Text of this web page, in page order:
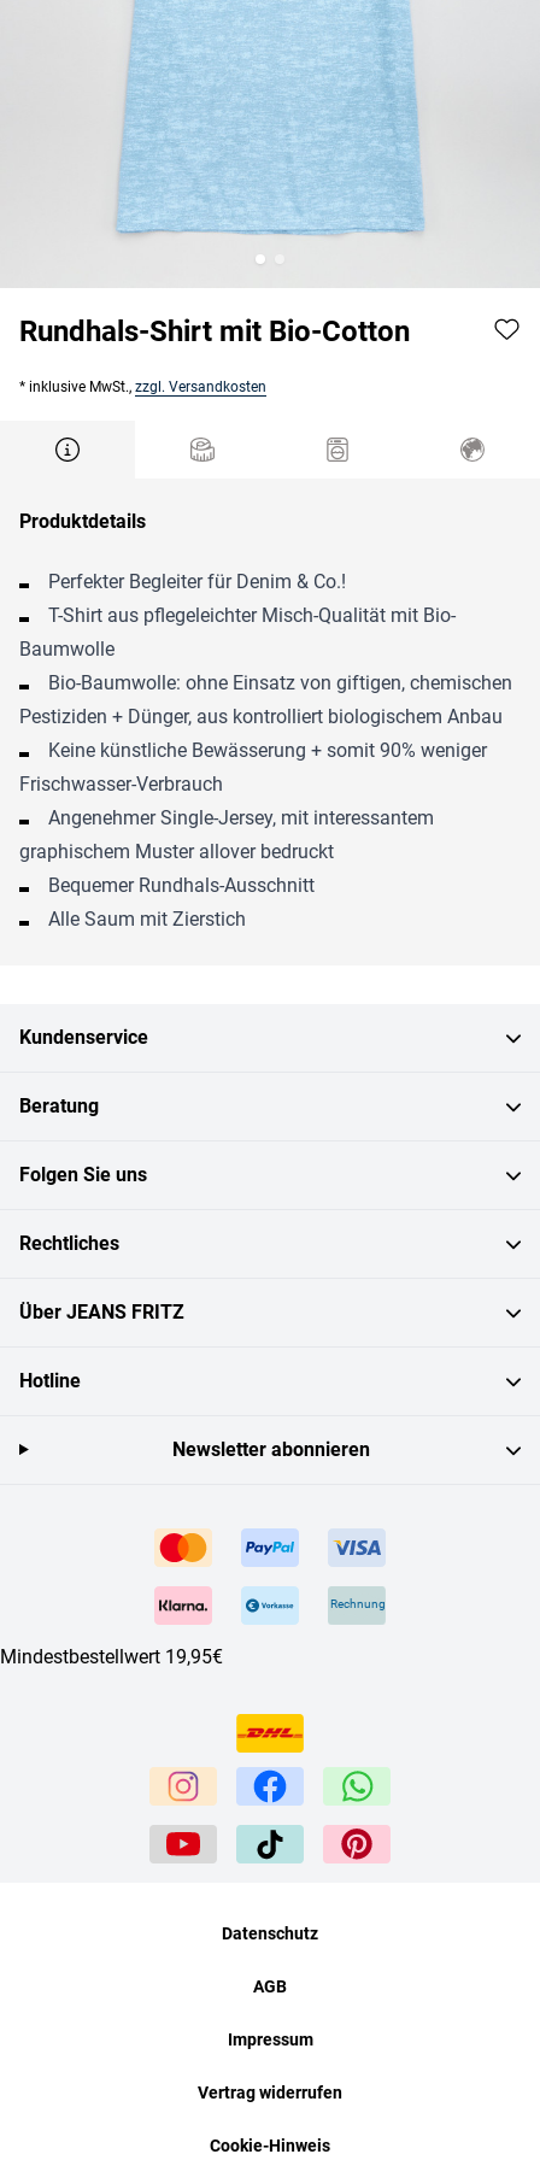
Rundhals-Shirt mit Bio-Cotton
* inklusive MwSt., zzgl. Versandkosten
Produktdetails
Perfekter Begleiter für Denim & Co.!
T-Shirt aus pflegeleichter Misch-Qualität mit Bio-
Baumwolle
Bio-Baumwolle: ohne Einsatz von giftigen, chemischen
Pestiziden + Dünger, aus kontrolliert biologischem Anbau
Keine künstliche Bewässerung + somit 90% weniger
Frischwasser-Verbrauch
Angenehmer Single-Jersey, mit interessantem
graphischem Muster allover bedruckt
Bequemer Rundhals-Ausschnitt
Alle Saum mit Zierstich
Kundenservice
Beratung
Folgen Sie uns
Rechtliches
Über JEANS FRITZ
Hotline
Rechnung
Mindestbestellwert 19,95€
Newsletter abonnieren
Datenschutz
AGB
Impressum
Vertrag widerrufen
Cookie-Hinweis